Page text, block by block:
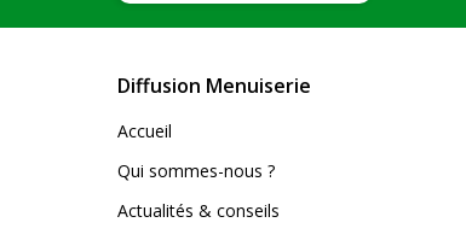
Diffusion Menuiserie
Accueil
Qui sommes-nous ?
Actualités & conseils